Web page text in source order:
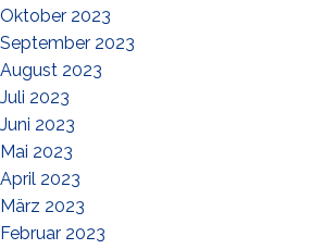
Oktober 2023
September 2023
August 2023
Juli 2023
Juni 2023
Mai 2023
April 2023
März 2023
Februar 2023